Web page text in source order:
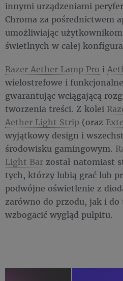
innymi urządzeniami
Chroma za pośrednictwem
umożliwiając
świetlnych w całej
Razer Aether Lamp Pro i
wielostrefowe i
gwarantując wciągającą
tworzenia treści. Z kolei
Aether Light Strip (oraz
wyjątkowy design i
środowisku gamingowym.
Light Bar został natomiast
tych, którzy lubią grać lub
podwójne oświetlenie z
zarówno do przodu, jak i do
wzbogacić wygląd pulpitu.